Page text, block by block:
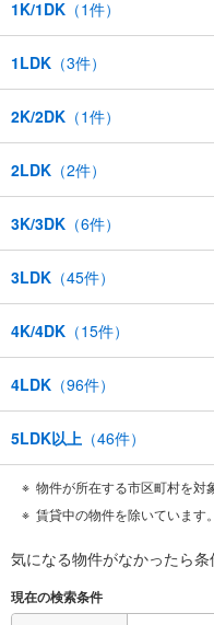
1K/1DK （1件）
1LDK （3件）
2K/2DK （1件）
2LDK （2件）
3K/3DK （6件）
3LDK （45件）
4K/4DK （15件）
4LDK （96件）
5LDK以上 （46件）
物件が所在する市区町村を対
賃貸中の物件を除いています。
気になる物件がなかったら条
現在の検索条件